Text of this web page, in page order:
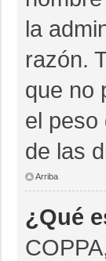
la
razón.
que no
el peso
de las
Arriba
¿Qué